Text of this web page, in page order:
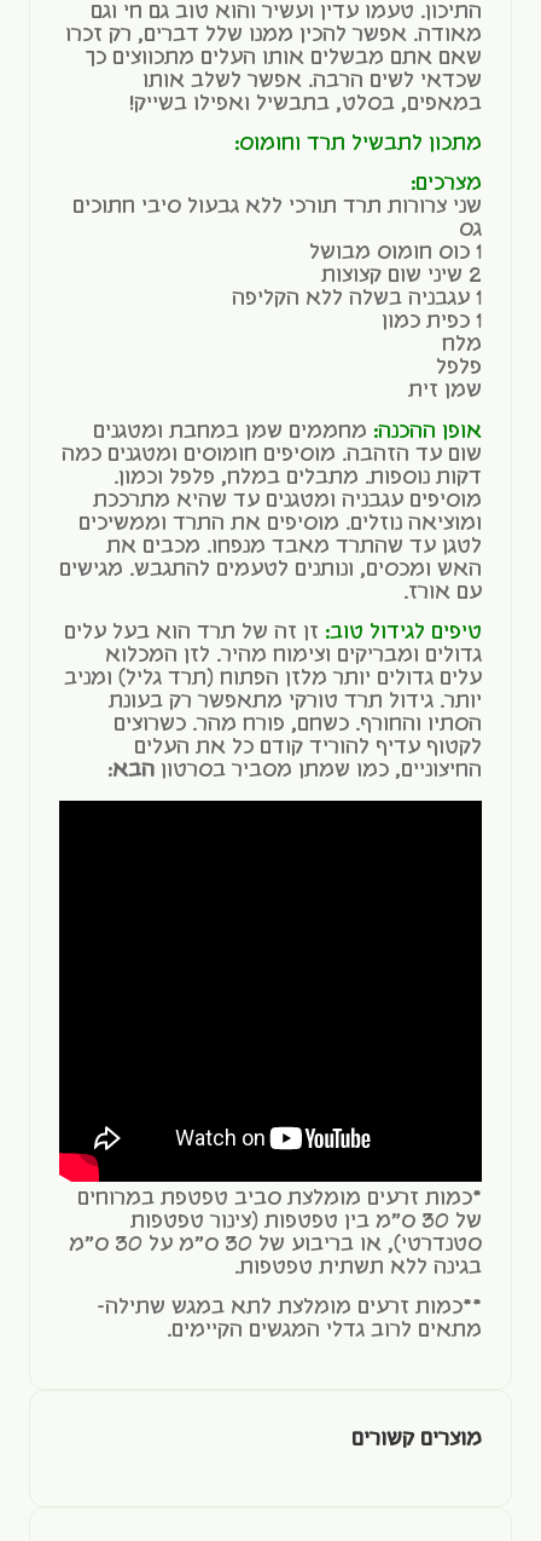
התיכון. טעמו עדין ועשיר והוא טוב גם חי וגם
מאודה. אפשר להכין ממנו שלל דברים, רק זכרו
שאם אתם מבשלים אותו העלים מתכווצים כך
שכדאי לשים הרבה. אפשר לשלב אותו
במאפים, בסלט, בתבשיל ואפילו בשייק!
מתכון לתבשיל תרד וחומוס:
מצרכים:
שני צרורות תרד תורכי ללא גבעול סיבי חתוכים
גס
1 כוס חומוס מבושל
2 שיני שום קצוצות
1 עגבניה בשלה ללא הקליפה
1 כפית כמון
מלח
פלפל
שמן זית
אופן ההכנה: מחממים שמן במחבת ומטגנים
שום עד הזהבה. מוסיפים חומוסים ומטגנים כמה
דקות נוספות. מתבלים במלח, פלפל וכמון.
מוסיפים עגבניה ומטגנים עד שהיא מתרככת
ומוציאה נוזלים. מוסיפים את התרד וממשיכים
לטגן עד שהתרד מאבד מנפחו. מכבים את
האש ומכסים, ונותנים לטעמים להתגבש. מגישים
עם אורז.
טיפים לגידול טוב: זן זה של תרד הוא בעל עלים
גדולים ומבריקים וצימוח מהיר. לזן המכלוא
עלים גדולים יותר מלזן הפתוח (תרד גליל) ומניב
יותר. גידול תרד טורקי מתאפשר רק בעונת
הסתיו והחורף. כשחם, פורח מהר. כשרוצים
לקטוף עדיף להוריד קודם כל את העלים
החיצוניים, כמו שמתן מסביר בסרטון הבא:
*כמות זרעים מומלצת סביב טפטפת במרוחים
של 30 ס"מ בין טפטפות (צינור טפטפות
סטנדרטי), או בריבוע של 30 ס"מ על 30 ס"מ
בגינה ללא תשתית טפטפות.
**כמות זרעים מומלצת לתא במגש שתילה-
מתאים לרוב גדלי המגשים הקיימים.
מוצרים קשורים